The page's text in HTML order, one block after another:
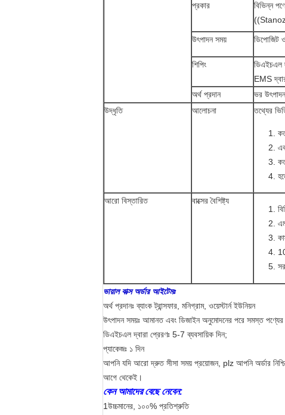
প্রকার
বিভিন্ন
উৎপাদন সময় ডিপোজিট
শিপিং
ডিএইচএল
EMS
অর্থ প্রদান
ভর
উদ্ধৃতি
আলোচনা তথ্যের
আরো বিস্তারিত
বাক্সের বৈশিষ্ট্য
ভায়াল বাক্স অর্ডার আইটেমঃ
অর্থ প্রদানঃ ব্যাংক ট্রান্সফার, মনিগ্রাম, ওয়েস্টার্ন ইউনিয়ন
উৎপাদন সময়ঃ আমানত এবং ডিজাইন অনুমোদনের পরে সমস্ত পণ্যের
ডিএইচএল দ্বারা প্রেরণঃ 5-7 ব্যবসায়িক দিন;
প্যাকেজঃ ১ দিন
আপনি যদি আরো দ্রুত সীসা সময় প্রয়োজন, plz আপনি অর্ডার
আগে থেকেই।
কেন আমাদের বেছে নেবেন:
1উচ্চমানের, ১০০% প্রতিশ্রুতি